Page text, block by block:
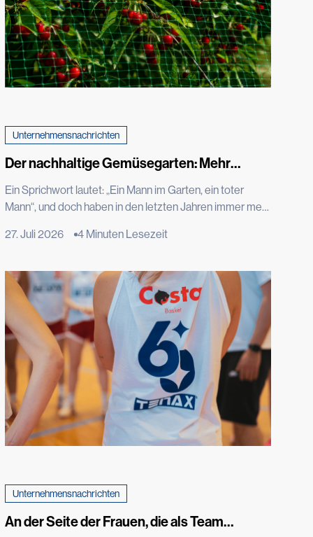
Unternehmensnachrichten
Der nachhaltige Gemüsegarten: Mehr
Ein Sprichwort lautet: „Ein Mann im Garten, ein toter
Mann“, und doch haben in den letzten Jahren immer mehr
ihrer Lebensmittel selbst anzubauen – angetrieben von
bringen, Verschwendung zu reduzieren und einen
nachhaltigeren Lebensstil zu führen. Dank des
technologischen Fortschritts, beispielsweise durch
automatisierte Bewässerung, ist es heute möglich, […]
27. Juli 2026 4 Minuten Lesezeit
Unternehmensnachrichten
An der Seite der Frauen, die als Team